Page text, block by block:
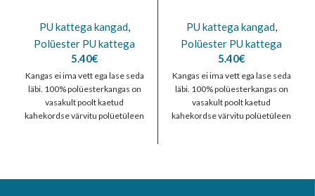
PU kattega kangad,
Polüester PU kattega
5.40€
Kangas ei ima vett ega lase seda
läbi. 100% polüesterkangas on
vasakult poolt kaetud
kahekordse värvitu polüetüleen
PU kattega kangad,
Polüester PU kattega
5.40€
Kangas ei ima vett ega lase seda
läbi. 100% polüesterkangas on
vasakult poolt kaetud
kahekordse värvitu polüetüleen